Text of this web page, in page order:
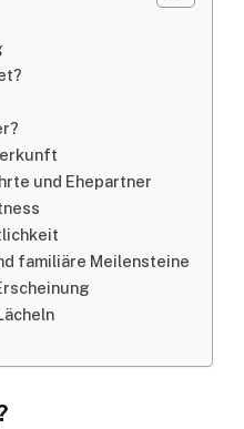
und Ehepartner
familiäre Meilensteine